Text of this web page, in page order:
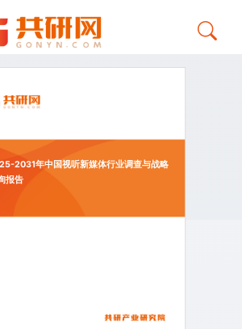
2031年中国视听新媒体行业调查与战略
报告